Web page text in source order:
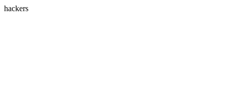
hackers